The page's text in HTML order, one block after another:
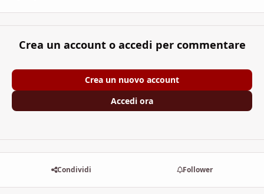
Crea un account o accedi per commentare
Crea un nuovo account
Accedi ora
Condividi Follower